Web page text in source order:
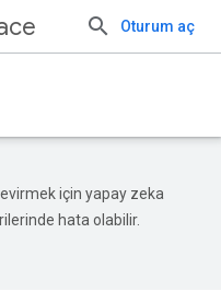
Oturum aç
için yapay zeka
hata olabilir.